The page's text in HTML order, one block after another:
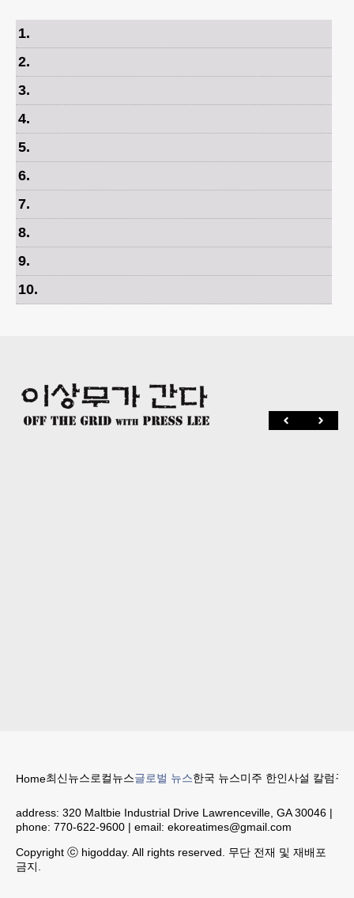
1.
2.
3.
4.
5.
6.
7.
8.
9.
10.
Home최신뉴스로컬뉴스글로벌 뉴스한국 뉴스미주 한인사설 칼럼구
address: 320 Maltbie Industrial Drive Lawrenceville, GA 30046 |
phone: 770-622-9600 | email: ekoreatimes@gmail.com
Copyright ⓒ higodday. All rights reserved. 무단 전재 및 재배포
금지.